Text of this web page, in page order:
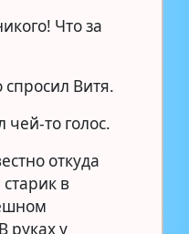
Что за
Витя.
то голос.
откуда
в
руках у